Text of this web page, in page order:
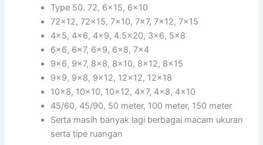
Type 50. 72, 6×15, 6×10
72×12, 72×15, 7×10, 7×7, 7×12, 7×15
4×5, 4×6, 4×9, 4.5×20, 3×6, 5×8
6×6, 6×7, 6×9, 6×8, 7×4
9×6, 9×7, 8×8, 8×10, 8×12, 8×15
9×9, 9×8, 9×12, 12×12, 12×18
10×8, 10×10, 10×12, 4×7, 4×8, 4×10
45/60, 45/90, 50 meter, 100 meter, 150 meter
Serta masih banyak lagi berbagai macam ukuran
serta tipe ruangan